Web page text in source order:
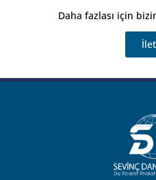
Daha fazlası için